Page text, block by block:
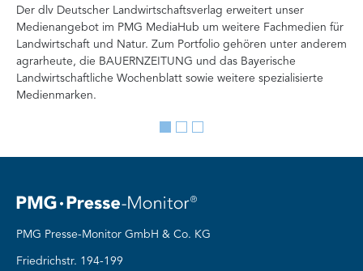
Der dlv Deutscher Landwirtschaftsverlag erweitert unser
Medienangebot im PMG MediaHub um weitere Fachmedien für
Landwirtschaft und Natur. Zum Portfolio gehören unter anderem
agrarheute, die BAUERNZEITUNG und das Bayerische
Landwirtschaftliche Wochenblatt sowie weitere spezialisierte
Medienmarken.
Go
slide
Go
slide
Go
slide
PMG Presse-Monitor GmbH & Co. KG
Friedrichstr. 194-199